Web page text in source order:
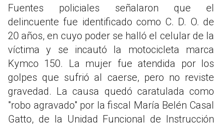
Fuentes policiales señalaron que el
delincuente fue identificado como C. D. O. de
20 años, en cuyo poder se halló el celular de la
víctima y se incautó la motocicleta marca
Kymco 150. La mujer fue atendida por los
golpes que sufrió al caerse, pero no reviste
gravedad. La causa quedó caratulada como
"robo agravado" por la fiscal María Belén Casal
Gatto, de la Unidad Funcional de Instrucción